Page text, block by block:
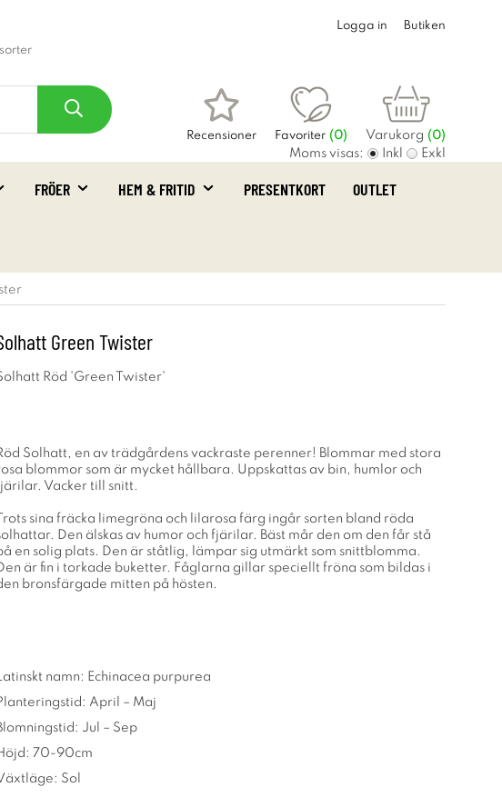
Logga in Butiken
Recensioner Favoriter (0) Varukorg (0)
Moms visas: Inkl Exkl
FRÖER HEM & FRITID PRESENTKORT OUTLET
Green Twister
Röd 'Green Twister'
Solhatt, en av trädgårdens vackraste perenner! Blommar med stora
blommor som är mycket hållbara. Uppskattas av bin, humlor och
Vacker till snitt.
Trots sina fräcka limegröna och lilarosa färg ingår sorten bland röda
Den älskas av humor och fjärilar. Bäst mår den om den får stå
en solig plats. Den är ståtlig, lämpar sig utmärkt som snittblomma.
är fin i torkade buketter. Fåglarna gillar speciellt fröna som bildas i
bronsfärgade mitten på hösten.
namn: Echinacea purpurea
April – Maj
Jul – Sep
70-90cm
Sol